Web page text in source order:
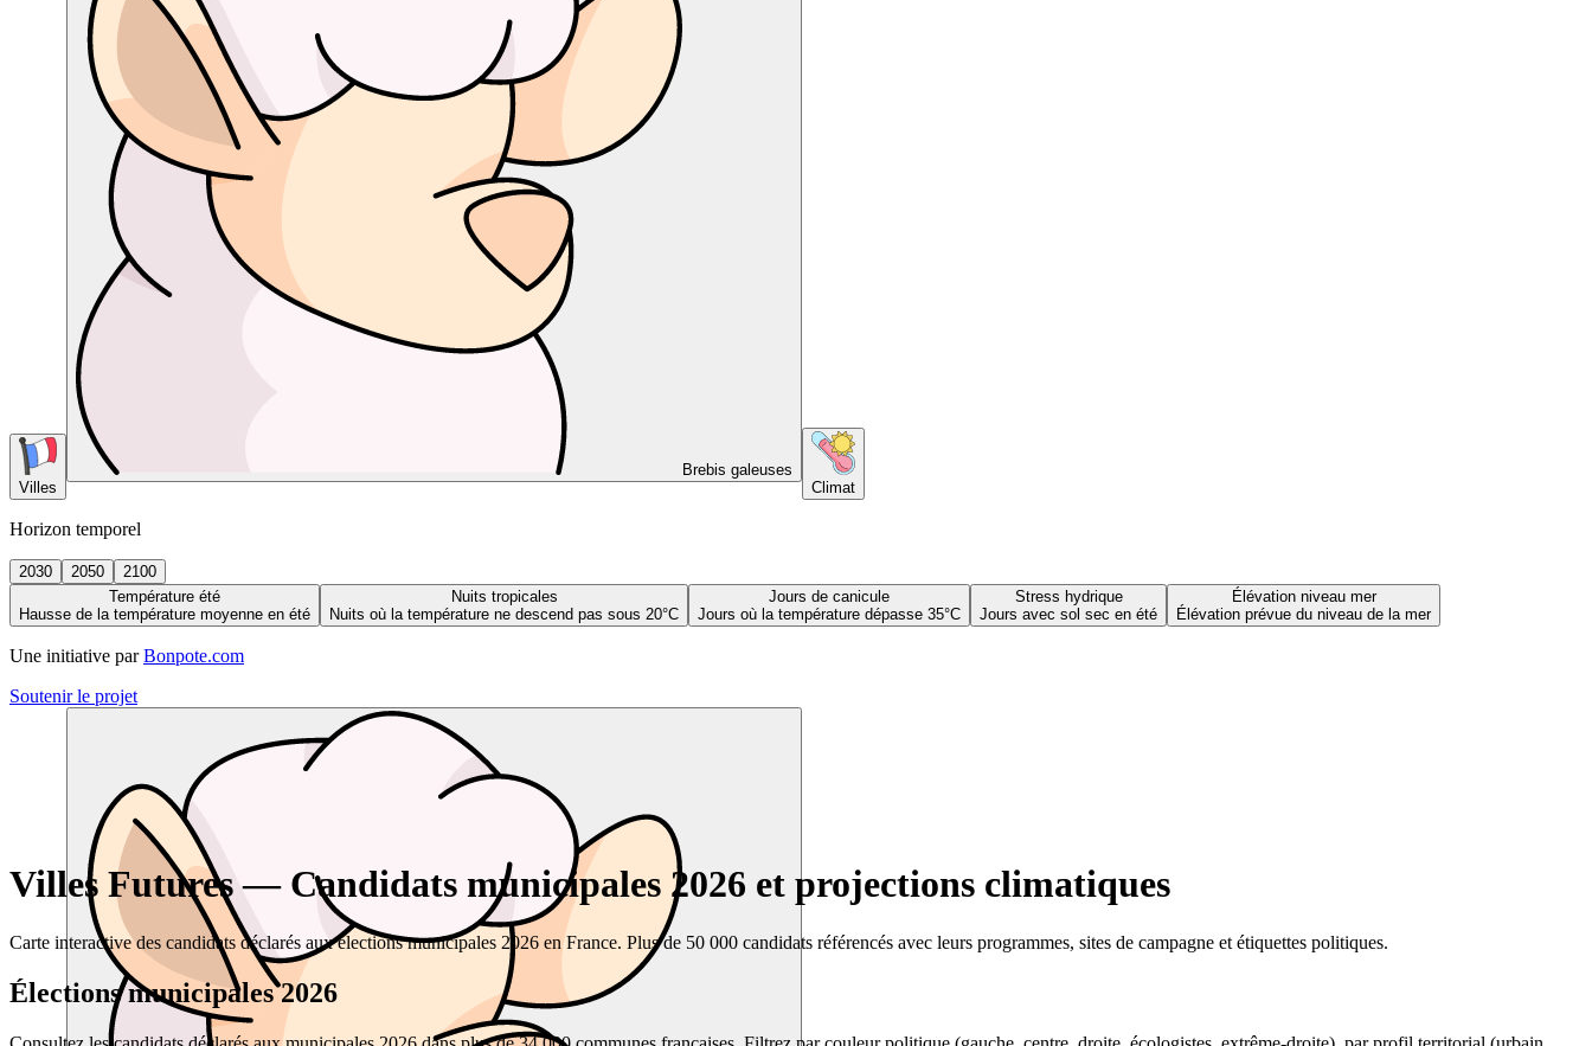
Villes
Brebis galeuses
Climat
Horizon temporel
2030 2050
2100
Température été
Hausse de la température moyenne en été
Nuits tropicales
Nuits où la température ne descend pas sous 20°C
Jours de canicule
Jours où la température dépasse 35°C
Stress hydrique
Jours avec sol sec en été
Élévation niveau mer
Élévation prévue du niveau de la mer
Une initiative par Bonpote.com
Soutenir le projet
Villes Futures — Candidats municipales 2026 et projections climatiques
Carte interactive des candidats déclarés aux élections municipales 2026 en France. Plus de 50 000 candidats référencés avec leurs programmes, sites de campagne et étiquettes politiques.
Élections municipales 2026